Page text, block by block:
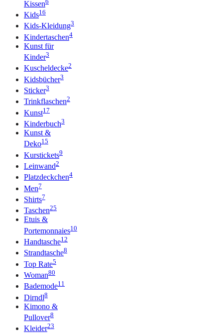
Kissen
Kids16
Kids-Kleidung3
Kindertaschen4
Kunst für
Kinder3
Kuscheldecke2
Kidsbücher3
Sticker3
Trinkflaschen2
Kunst17
Kinderbuch3
Kunst &
Deko15
Kurstickets9
Leinwand2
Platzdeckchen4
Men7
Shirts7
Taschen25
Etuis &
Portemonnaies10
Handtasche12
Strandtasche8
Top Rate5
Woman80
Bademode11
Dirndl8
Kimono &
Pullover8
Kleider23